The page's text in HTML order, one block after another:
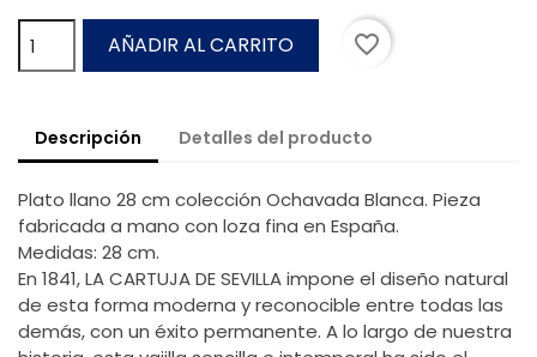
AÑADIR AL CARRITO favorite_border
Descripción Detalles del producto
Plato llano 28 cm colección Ochavada Blanca. Pieza
fabricada a mano con loza fina en España.
Medidas: 28 cm.
En 1841, LA CARTUJA DE SEVILLA impone el diseño natural
de esta forma moderna y reconocible entre todas las
demás, con un éxito permanente. A lo largo de nuestra